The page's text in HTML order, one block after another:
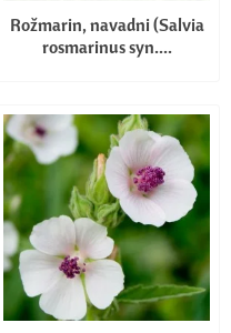
Rožmarin, navadni (Salvia
rosmarinus syn....